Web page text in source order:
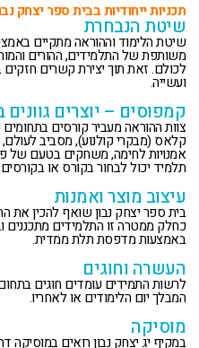
תכניות ייחודיות בבית ספר יצחק
שיטת הנבחרת
שיטת הלימוד וההוראה מתקיים
משותפת של התלמידים, ההורים
לכולם. זאת תוך יצירת קשרים
ועשייה.
קמפוסים – יוצרים גוונים
צוות ההוראה מעביר קורסים בתחומים
קלאס (מבקרי קולנוע), מסביב לעולם,
אמנויות לחימה, משחקים בטעם של
תלמיד יכול לבחור בקורס או
עיצוב מוצר ואמנות
בית ספר יצחק נבון שואף להכין את
כחלק ממטרה זו התלמידים מתכננים
באמצעות מדפסת תלת ממדית.
העשרה וחוגים
לרשות התמידים עומדים חוגים
המבלך יום הלימודים או לאחריו.
מוסיקה
במקיף יג יצחק נבון רואים במוסיקה